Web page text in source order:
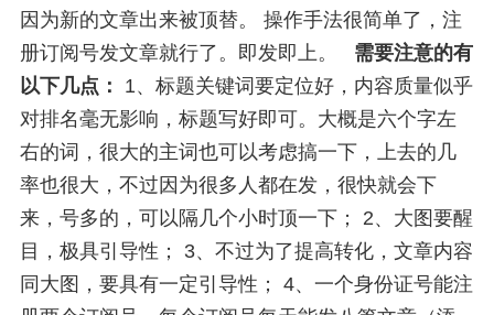
因为新的文章出来被顶替。 操作手法很简单了，注
册订阅号发文章就行了。即发即上。 需要注意的有
以下几点：
1、标题关键词要定位好，内容质量似乎
对排名毫无影响，标题写好即可。大概是六个字左
右的词，很大的主词也可以考虑搞一下，上去的几
率也很大，不过因为很多人都在发，很快就会下
来，号多的，可以隔几个小时顶一下； 2、大图要醒
目，极具引导性； 3、不过为了提高转化，文章内容
同大图，要具有一定引导性； 4、一个身份证号能注